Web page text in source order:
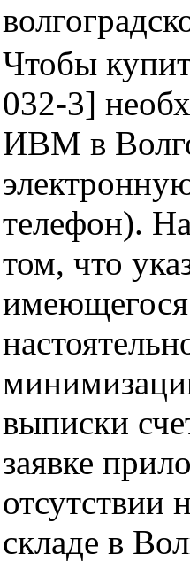
Чтобы
032-3]
ИВМ в
телефон).
том, что
имеющегося
выписки
заявке
отсутствии
складе в